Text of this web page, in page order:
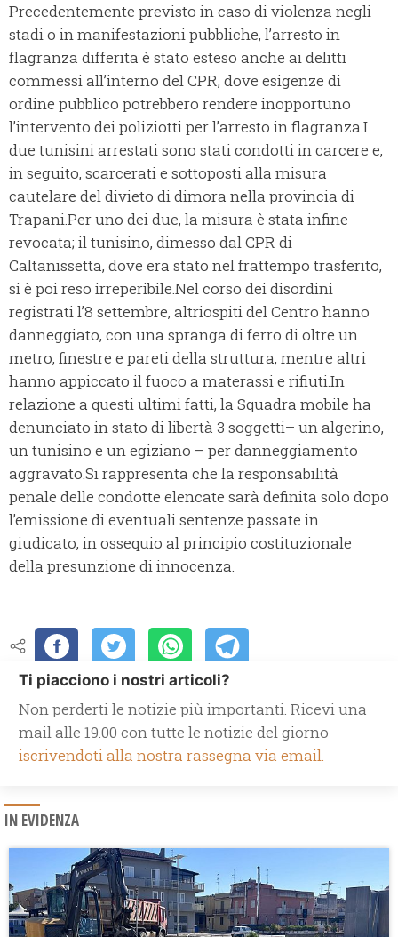
Precedentemente previsto in caso di violenza negli
stadi o in manifestazioni pubbliche, l’arresto in
flagranza differita è stato esteso anche ai delitti
commessi all’interno del CPR, dove esigenze di
ordine pubblico potrebbero rendere inopportuno
l’intervento dei poliziotti per l’arresto in flagranza.I
due tunisini arrestati sono stati condotti in carcere e,
in seguito, scarcerati e sottoposti alla misura
cautelare del divieto di dimora nella provincia di
Trapani.Per uno dei due, la misura è stata infine
revocata; il tunisino, dimesso dal CPR di
Caltanissetta, dove era stato nel frattempo trasferito,
si è poi reso irreperibile.Nel corso dei disordini
registrati l’8 settembre, altriospiti del Centro hanno
danneggiato, con una spranga di ferro di oltre un
metro, finestre e pareti della struttura, mentre altri
hanno appiccato il fuoco a materassi e rifiuti.In
relazione a questi ultimi fatti, la Squadra mobile ha
denunciato in stato di libertà 3 soggetti– un algerino,
un tunisino e un egiziano – per danneggiamento
aggravato.Si rappresenta che la responsabilità
penale delle condotte elencate sarà definita solo dopo
l’emissione di eventuali sentenze passate in
giudicato, in ossequio al principio costituzionale
della presunzione di innocenza.
Ti piacciono i nostri articoli?
Non perderti le notizie più importanti. Ricevi una
mail alle 19.00 con tutte le notizie del giorno
iscrivendoti alla nostra rassegna via email.
IN EVIDENZA